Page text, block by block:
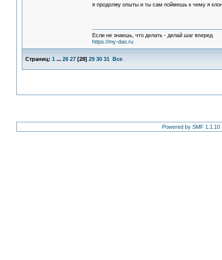
я продолжу опыты и ты сам поймешь к чему я
Если не знаешь, что делать - делай шаг вперед
https://my-dao.ru
Страниц: 1 ... 26 27[28] 29 30 31 Все
Powered by SMF 1.1.10